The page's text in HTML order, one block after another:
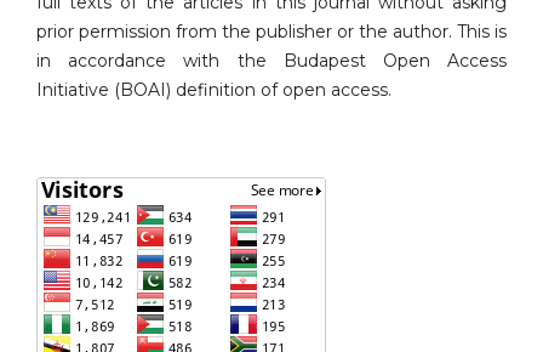
prior permission from the publisher or the author. This is
in accordance with the Budapest Open Access
Initiative (BOAI) definition of open access.